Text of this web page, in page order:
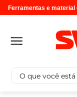
Ferramentas e material
O que você